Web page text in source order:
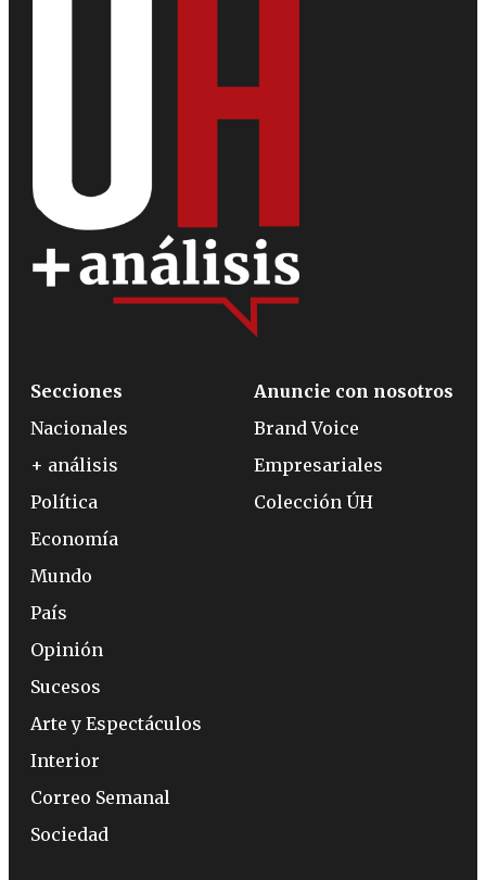
Secciones
Nacionales
+ análisis
Política
Economía
Mundo
País
Opinión
Sucesos
Arte y Espectáculos
Interior
Correo Semanal
Sociedad
Anuncie con nosotros
Brand Voice
Empresariales
Colección ÚH